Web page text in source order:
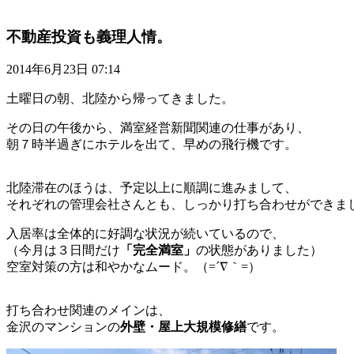
不動産投資も義理人情。
2014年6月23日 07:14
土曜日の朝、北陸から帰ってきました。
その日の午後から、満室経営新聞関連の仕事があり、
朝７時半過ぎにホテルを出て、早めの飛行機です。
北陸滞在のほうは、予定以上に順調に進みまして、
それぞれの管理会社さんとも、しっかり打ち合わせができま
入居率は全体的に好調な状況が続いているので、
（今月は３日間だけ 「完全満室」 の状態がありました）
空室対策の方は和やかなムード。（=´∇｀=）
打ち合わせ関連のメインは、
金沢のマンションの外壁・屋上大規模修繕です。